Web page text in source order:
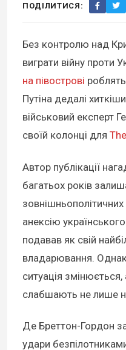
ПОДІЛИТИСЯ:
Без контролю над
виграти війну проти
на півострові
Путіна дедалі
військовий експерт
своїй колонці для
Автор публікації
багатьох років
анексію
подавав як свій
владарювання.
ситуація
слабшають не лише
Де Бреттон-Гордон
удари